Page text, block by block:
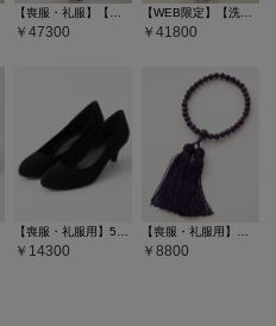
47300 41800
14300 8800